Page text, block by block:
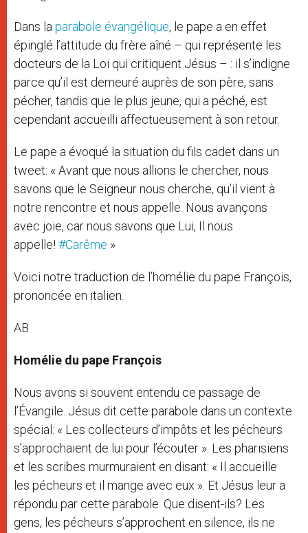
Dans la parabole évangélique, le pape a en effet
épinglé l’attitude du frère aîné – qui représente les
docteurs de la Loi qui critiquent Jésus – : il s’indigne
parce qu’il est demeuré auprès de son père, sans
pécher, tandis que le plus jeune, qui a péché, est
cependant accueilli affectueusement à son retour.
Le pape a évoqué la situation du fils cadet dans un
tweet: « Avant que nous allions le chercher, nous
savons que le Seigneur nous cherche, qu’il vient à
notre rencontre et nous appelle. Nous avançons
avec joie, car nous savons que Lui, Il nous
appelle! #Carême »
Voici notre traduction de l’homélie du pape François,
prononcée en italien.
AB
Homélie du pape François
Nous avons si souvent entendu ce passage de
l’Évangile. Jésus dit cette parabole dans un contexte
spécial: « Les collecteurs d’impôts et les pécheurs
s’approchaient de lui pour l’écouter ». Les pharisiens
et les scribes murmuraient en disant: « Il accueille
les pécheurs et il mange avec eux ». Et Jésus leur a
répondu par cette parabole. Que disent-ils? Les
gens, les pécheurs s’approchent en silence, ils ne